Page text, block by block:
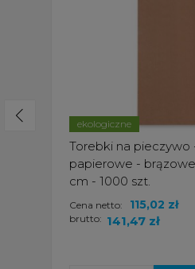
ekologiczne
Torebki na pieczywo
papierowe -
cm - 1000 szt.
brutto: 141,47 zł
Cena netto: 115,02 zł